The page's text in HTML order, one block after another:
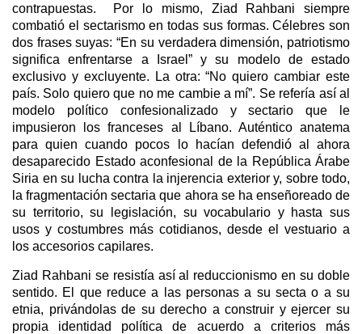
contrapuestas. Por lo mismo, Ziad Rahbani siempre
combatió el sectarismo en todas sus formas. Célebres son
dos frases suyas: “En su verdadera dimensión, patriotismo
significa enfrentarse a Israel” y su modelo de estado
exclusivo y excluyente. La otra: “No quiero cambiar este
país. Solo quiero que no me cambie a mí”. Se refería así al
modelo político confesionalizado y sectario que le
impusieron los franceses al Líbano. Auténtico anatema
para quien cuando pocos lo hacían defendió al ahora
desaparecido Estado aconfesional de la República Árabe
Siria en su lucha contra la injerencia exterior y, sobre todo,
la fragmentación sectaria que ahora se ha enseñoreado de
su territorio, su legislación, su vocabulario y hasta sus
usos y costumbres más cotidianos, desde el vestuario a
los accesorios capilares.
Ziad Rahbani se resistía así al reduccionismo en su doble
sentido. El que reduce a las personas a su secta o a su
etnia, privándolas de su derecho a construir y ejercer su
propia identidad política de acuerdo a criterios más